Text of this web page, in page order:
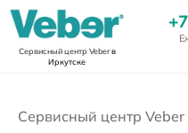
Сервисный центр Veberв
Иркутске
Сервисный центр Veber